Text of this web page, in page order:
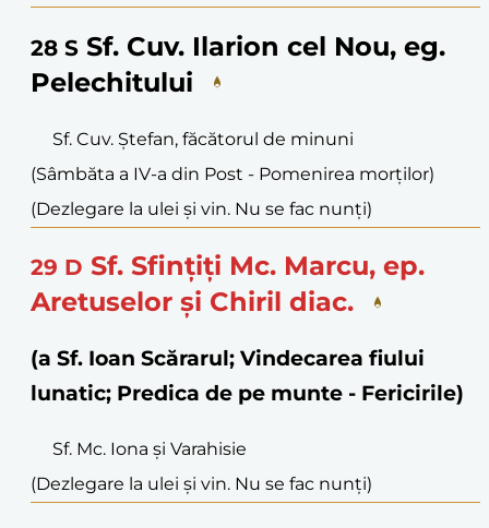
28 S Sf. Cuv. Ilarion cel Nou, eg.
Pelechitului
Sf. Cuv. Ștefan, făcătorul de minuni
(Sâmbăta a IV-a din Post - Pomenirea morților)
(Dezlegare la ulei și vin. Nu se fac nunți)
29 D Sf. Sfințiți Mc. Marcu, ep.
Aretuselor și Chiril diac.
(a Sf. Ioan Scărarul; Vindecarea fiului
lunatic; Predica de pe munte - Fericirile)
Sf. Mc. Iona și Varahisie
(Dezlegare la ulei și vin. Nu se fac nunți)